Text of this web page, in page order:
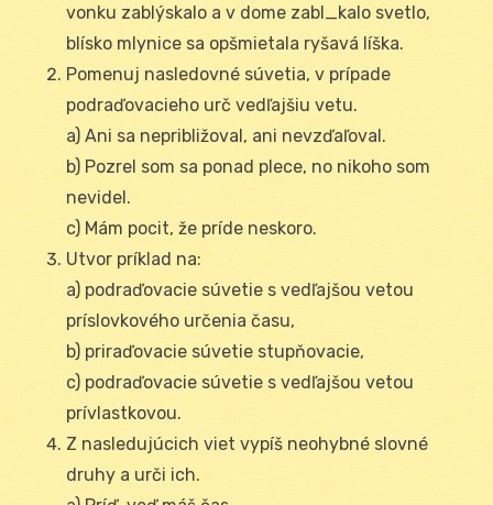
vonku zablýskalo a v dome zabl_kalo svetlo,
blísko mlynice sa opšmietala ryšavá líška.
Pomenuj nasledovné súvetia, v prípade
podraďovacieho urč vedľajšiu vetu.
a) Ani sa nepribližoval, ani nevzďaľoval.
b) Pozrel som sa ponad plece, no nikoho som
nevidel.
c) Mám pocit, že príde neskoro.
Utvor príklad na:
a) podraďovacie súvetie s vedľajšou vetou
príslovkového určenia času,
b) priraďovacie súvetie stupňovacie,
c) podraďovacie súvetie s vedľajšou vetou
prívlastkovou.
Z nasledujúcich viet vypíš neohybné slovné
druhy a urči ich.